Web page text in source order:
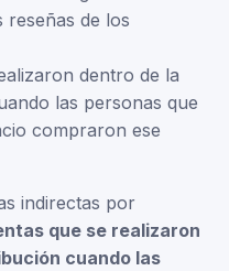
reseñas de los
dentro de la
las personas que
compraron ese
indirectas por
que se realizaron
cuando las